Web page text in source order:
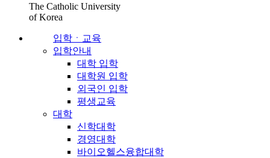
The Catholic University
of Korea
입학ㆍ교육
입학안내
대학 입학
대학원 입학
외국인 입학
평생교육
대학
신학대학
경영대학
바이오헬스융합대학